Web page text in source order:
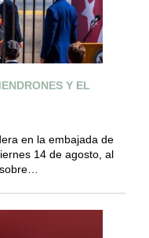
Y EL
en la embajada de
14 de agosto, al